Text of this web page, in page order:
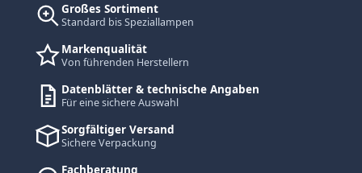
Großes Sortiment
Standard bis Speziallampen
Markenqualität
Von führenden Herstellern
Datenblätter & technische Angaben
Für eine sichere Auswahl
Sorgfältiger Versand
Sichere Verpackung
Fachberatung